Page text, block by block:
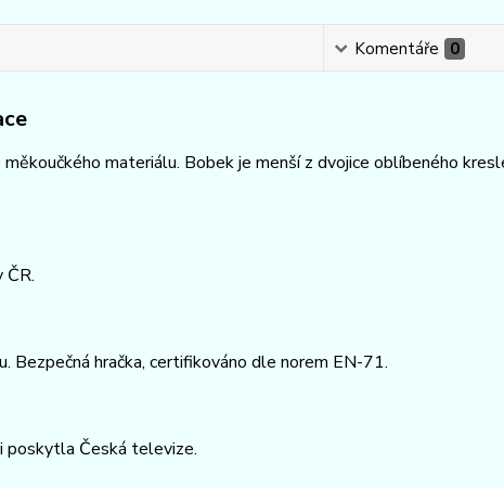
Komentáře 0
materiálu. Bobek je menší z dvojice oblíbeného
ČR.
Bezpečná hračka, certifikováno dle norem EN-71.
Česká televize.